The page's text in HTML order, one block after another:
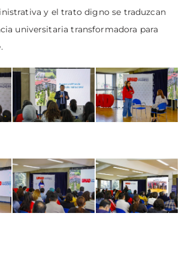
y el trato digno se traduzcan
universitaria transformadora para